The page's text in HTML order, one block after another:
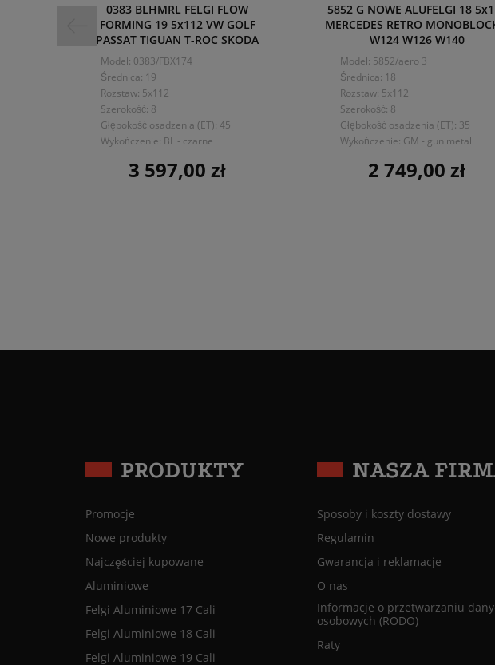
0383 BLHMRL FELGI FLOW
FORMING 19 5x112 VW GOLF
PASSAT TIGUAN T-ROC SKODA
Model: 0383/FBX174
Średnica: 19
Rozstaw: 5x112
Szerokość: 8
Głębokość osadzenia (ET): 45
Wykończenie: BL - czarne
Cena
3 597,00 zł
5852 G NOWE ALUFELGI 18
MERCEDES RETRO
W124 W126 W140
Model: 5852/aero 3
Średnica: 18
Rozstaw: 5x112
Szerokość: 8
Głębokość osadzenia (ET): 35
Wykończenie: GM - gun metal
Cena
2 749,00 zł
PRODUKTY
Promocje
Nowe produkty
Najczęściej kupowane
Aluminiowe
Felgi Aluminiowe 17 Cali
Felgi Aluminiowe 18 Cali
Felgi Aluminiowe 19 Cali
NASZA
Sposoby i koszty dostawy
Regulamin
Gwarancja i reklamacje
O nas
Informacje o przetwarzaniu
osobowych (RODO)
Raty